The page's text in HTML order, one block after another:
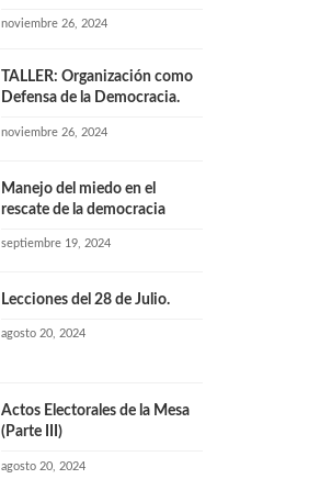
noviembre 26, 2024
TALLER: Organización como
Defensa de la Democracia.
noviembre 26, 2024
Manejo del miedo en el
rescate de la democracia
septiembre 19, 2024
Lecciones del 28 de Julio.
agosto 20, 2024
Actos Electorales de la Mesa
(Parte III)
agosto 20, 2024